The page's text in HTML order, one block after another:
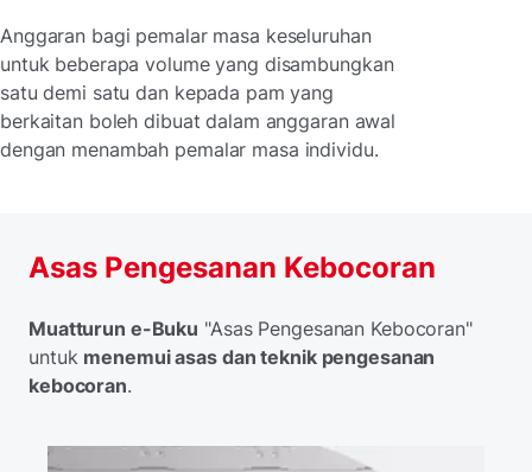
Anggaran bagi pemalar masa keseluruhan
untuk beberapa volume yang disambungkan
satu demi satu dan kepada pam yang
berkaitan boleh dibuat dalam anggaran awal
dengan menambah pemalar masa individu.
Asas Pengesanan Kebocoran
Muatturun e-Buku "Asas Pengesanan Kebocoran"
untuk menemui asas dan teknik pengesanan
kebocoran.